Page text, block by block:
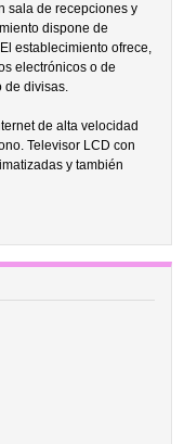
sala de recepciones y
dispone de
establecimiento ofrece,
electrónicos o de
de divisas.
de alta velocidad
Televisor LCD con
y también